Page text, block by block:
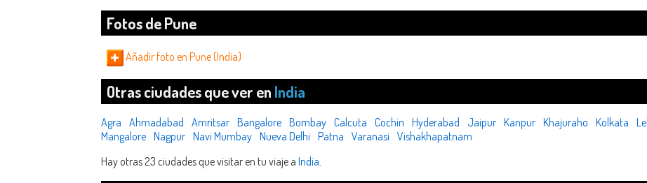
para los marajás y la adinerada colonia
moderna y próspera que alberga numerosas
superficie de más de dieciséis hectáreas,en
Koregaon Park. Ofrece alojamiento de lujo
para un número limitado de huéspedes, y en
las cercanías existen númerosos hoteles y
apartamentos privados para estancias de
Fotos de Pune
Añadir foto en Pune (India)
Otras ciudades que ver en India
Agra Ahmadabad Amritsar Bangalore Bombay Calcuta Cochin Hyderabad Jaipur Kanpur Khajuraho Kolkata
Mangalore Nagpur Navi Mumbay Nueva Delhi Patna Varanasi Vishakhapatnam
Hay otras 23 ciudades que visitar en tu viaje a India.